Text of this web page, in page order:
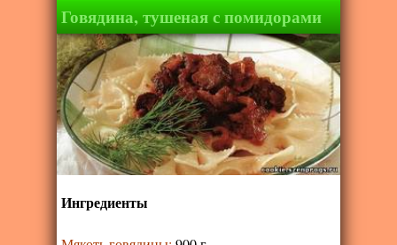
Говядина, тушеная с помидорами
Ингредиенты